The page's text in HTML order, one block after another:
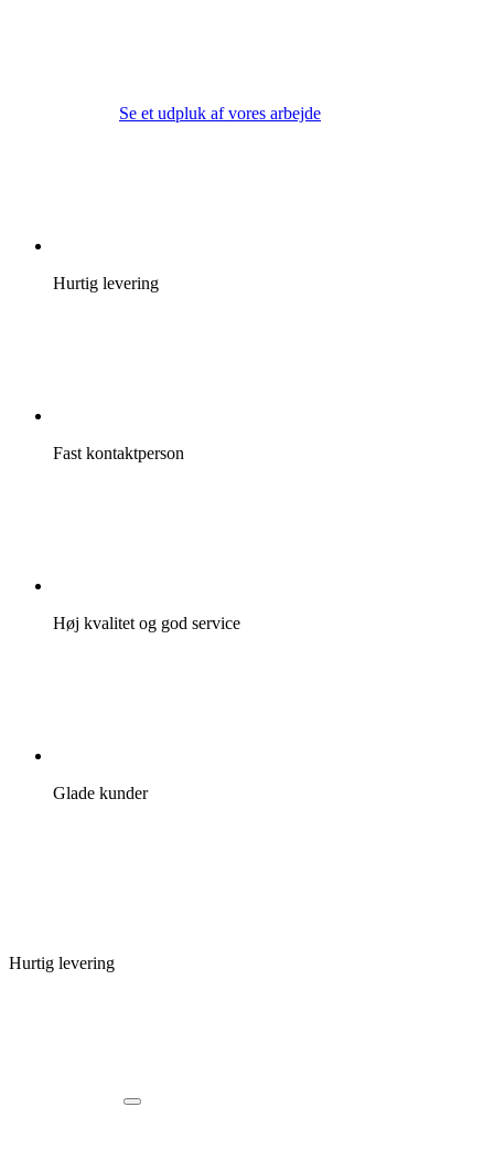
Se et udpluk af vores arbejde
Hurtig levering
Fast kontaktperson
Høj kvalitet og god service
Glade kunder
Hurtig levering